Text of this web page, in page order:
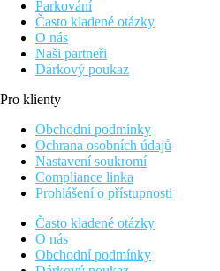
Parkování
Často kladené otázky
O nás
Naši partneři
Dárkový poukaz
Pro klienty
Obchodní podmínky
Ochrana osobních údajů
Nastavení soukromí
Compliance linka
Prohlášení o přístupnosti
Často kladené otázky
O nás
Obchodní podmínky